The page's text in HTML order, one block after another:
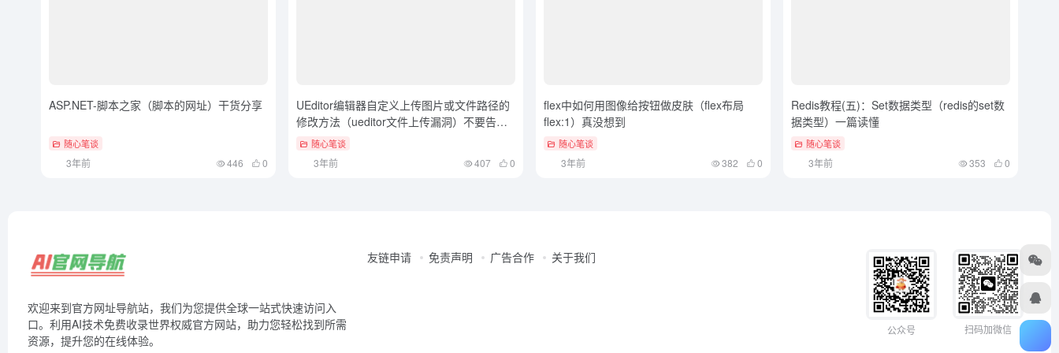
ASP.NET-脚本之家（脚本的网址）干货分享
随心笔谈
3年前 446 0
UEditor编辑器自定义上传图片或文件路径的
修改方法（ueditor文件上传漏洞）不要告诉
别人随心笔谈
3年前 407 0
flex中如何用图像给按钮做皮肤（flex布局
flex:1）真没想到
随心笔谈
3年前 382 0
Redis教程(五)：Set数据类型（redis的set数
据类型）一篇读懂
随心笔谈
3年前 353 0
欢迎来到官方网址导航站，我们为您提供全球一站式快速访问入
口。利用AI技术免费收录世界权威官方网站，助力您轻松找到所需
资源，提升您的在线体验。
友链申请 免责声明 广告合作 关于我们
公众号 扫码加微信